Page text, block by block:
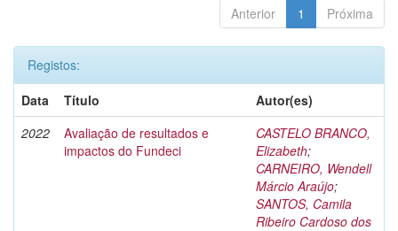
Anterior 1 Próxima
Registos:
Data
Título
Autor(es)
2022
Avaliação de resultados e
impactos do Fundeci
CASTELO BRANCO,
Elizabeth;
CARNEIRO, Wendell
Márcio Araújo;
SANTOS, Camila
Ribeiro Cardoso dos